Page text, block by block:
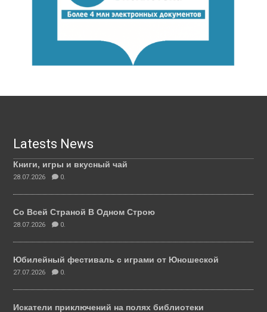
Latests News
Книги, игры и вкусный чай
28.07.2026 0.
Со Всей Страной В Одном Строю
28.07.2026 0.
Юбилейный фестиваль с играми от Юношеской
27.07.2026 0.
Искатели приключений на полях библиотеки